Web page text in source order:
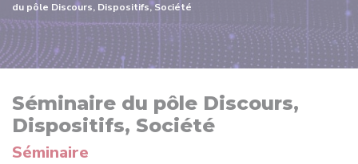
du pôle Discours, Dispositifs, Société
Séminaire du pôle Discours,
Dispositifs, Société
Séminaire